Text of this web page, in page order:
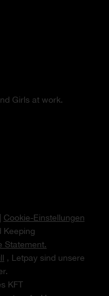
Girls at work.
Cookie-Einstellungen
Keeping
Statement.
, Letpay sind unsere
KFT